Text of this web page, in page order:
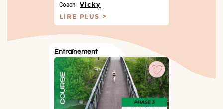
Coach : Vicky
LIRE PLUS
Entraînement